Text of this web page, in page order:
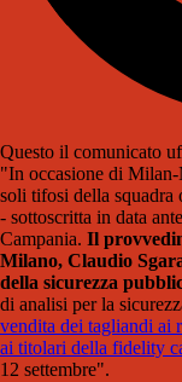
Questo il comunicato
"In occasione di
soli tifosi della squadra
- sottoscritta in data
Campania. Il
Milano, Claudio
della sicurezza
di analisi per la
vendita dei tagliandi ai
ai titolari della fidelity
12 settembre".